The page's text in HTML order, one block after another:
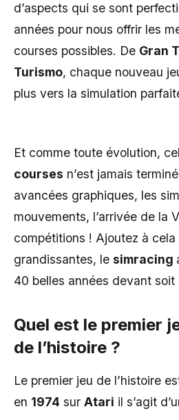
d’aspects qui se sont
années pour nous offrir les
courses possibles. De Gran
Turismo, chaque nouveau
plus vers la simulation
Et comme toute évolution,
courses n’est jamais
avancées graphiques, les
mouvements, l’arrivée de la
compétitions ! Ajoutez à
grandissantes, le simracing
40 belles années devant soit
Quel est le premier
de l’histoire ?
Le premier jeu de l’histoire
en 1974 sur Atari il s’agit